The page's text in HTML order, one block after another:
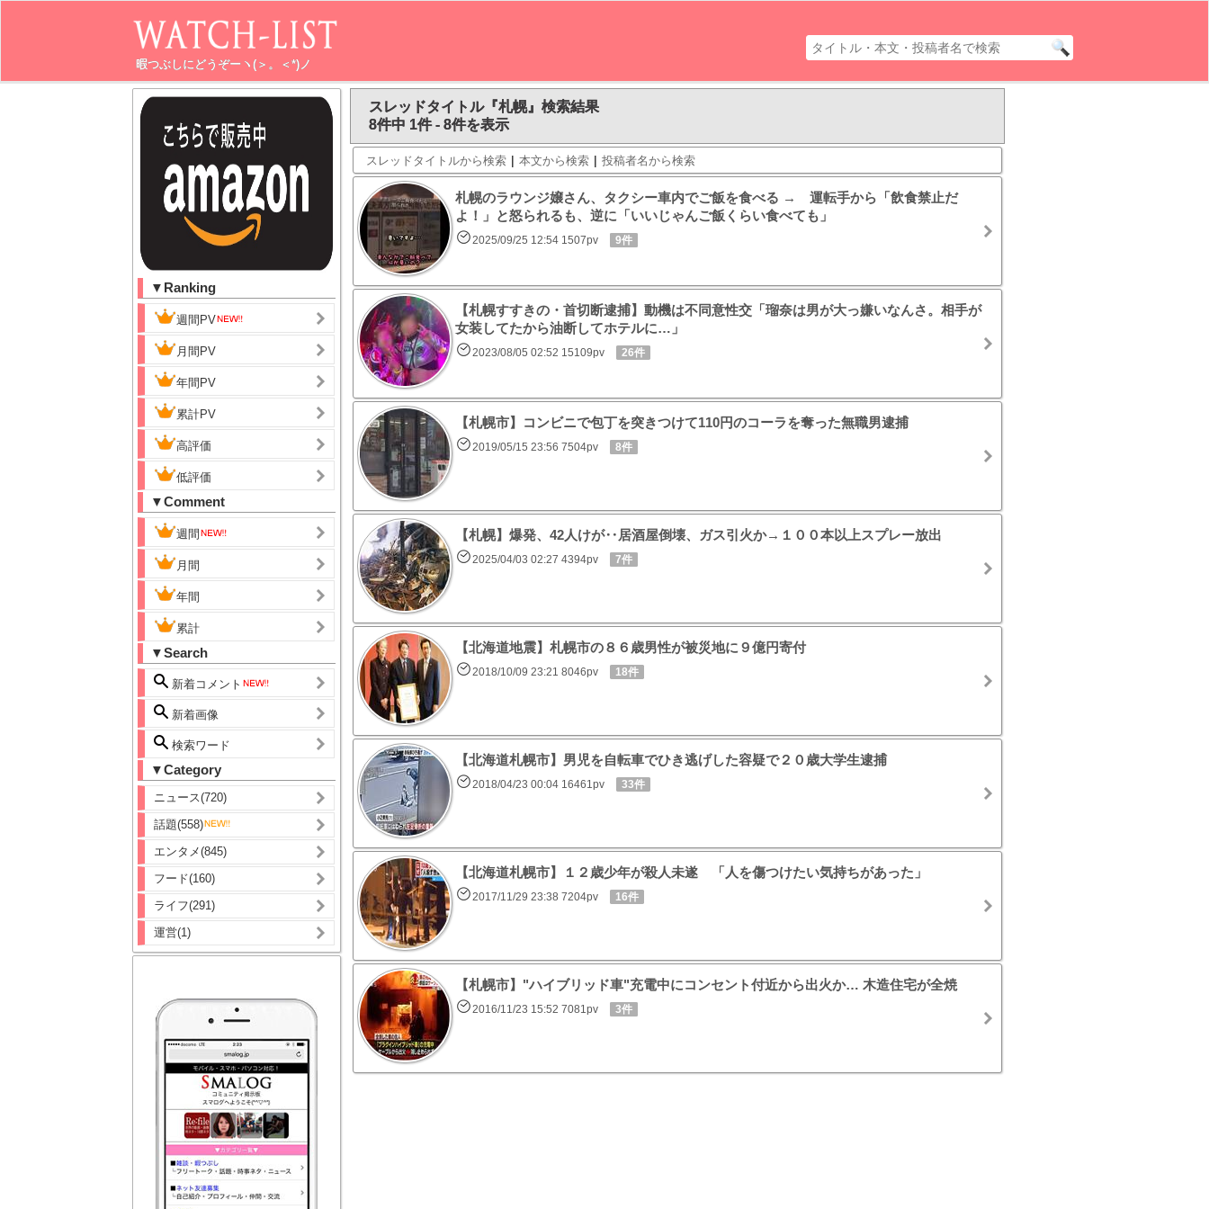
暇つぶしにどうぞーヽ(＞。＜*)ノ
▼Ranking
週間PV
月間PV
年間PV
累計PV
高評価
低評価
▼Comment
週間
月間
年間
累計
▼Search
新着コメント
新着画像
検索ワード
▼Category
ニュース(720)
話題(558)
エンタメ(845)
フード(160)
ライフ(291)
運営(1)
スレッドタイトル『札幌』検索結果
8件中 1件 - 8件を表示
スレッドタイトルから検索 | 本文から検索 | 投稿者名から検索
札幌のラウンジ嬢さん、タクシー車内でご飯を食べる → 運転手から「飲食禁止だ
よ！」と怒られるも、逆に「いいじゃんご飯くらい食べても」
2025/09/25 12:54 1507pv 9件
【札幌すすきの・首切断逮捕】動機は不同意性交「瑠奈は男が大っ嫌いなんさ。相手が
女装してたから油断してホテルに…」
2023/08/05 02:52 15109pv 26件
【札幌市】コンビニで包丁を突きつけて110円のコーラを奪った無職男逮捕
2019/05/15 23:56 7504pv 8件
【札幌】爆発、42人けが‥居酒屋倒壊、ガス引火か→１００本以上スプレー放出
2025/04/03 02:27 4394pv 7件
【北海道地震】札幌市の８６歳男性が被災地に９億円寄付
2018/10/09 23:21 8046pv 18件
【北海道札幌市】男児を自転車でひき逃げした容疑で２０歳大学生逮捕
2018/04/23 00:04 16461pv 33件
【北海道札幌市】１２歳少年が殺人未遂 「人を傷つけたい気持ちがあった」
2017/11/29 23:38 7204pv 16件
【札幌市】"ハイブリッド車"充電中にコンセント付近から出火か… 木造住宅が全焼
2016/11/23 15:52 7081pv 3件